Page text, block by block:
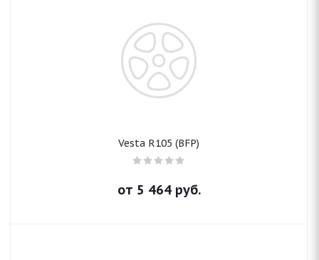
Vesta R105 (BFP)
от 5 464руб.